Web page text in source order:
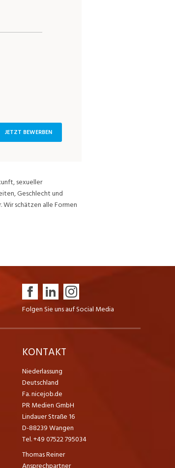
JETZT BEWERBEN
sexueller
Geschlecht und
schätzen alle Formen
Folgen Sie uns auf Social Media
KONTAKT
Niederlassung
Deutschland
Fa. nicejob.de
PR Medien GmbH
Lindauer Straße 16
D-88239 Wangen
Tel. +49 07522 795034
Thomas Reiner